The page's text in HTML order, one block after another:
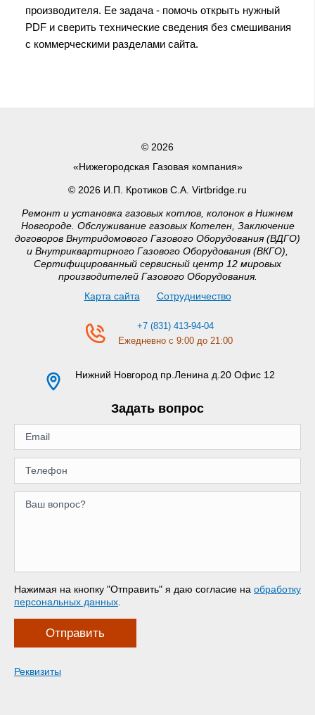
производителя. Ее задача - помочь открыть нужный
PDF и сверить технические сведения без смешивания
с коммерческими разделами сайта.
© 2026
«Нижегородская Газовая компания»
© 2026 И.П. Кротиков С.А. Virtbridge.ru
Ремонт и установка газовых котлов, колонок в Нижнем
Новгороде. Обслуживание газовых Котелен, Заключение
договоров Внутридомового Газового Оборудования (ВДГО)
и Внутриквартирного Газового Оборудования (ВКГО),
Сертифицированный сервисный центр 12 мировых
производителей Газового Оборудования.
Карта сайта
Сотрудничество
+7 (831) 413-94-04
Ежедневно с 9:00 до 21:00
Нижний Новгород пр.Ленина д.20 Офис 12
Задать вопрос
Нажимая на кнопку "Отправить" я даю согласие на обработку
персональных данных
Отправить
Реквизиты